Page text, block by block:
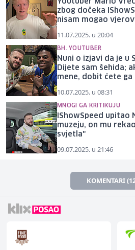
zbog dočeka
nisam mogao
11.07.2025. u 20:04
BH. YOUTUBER
Nuni o izjavi da je u
Dijete sam šehida;
mene, dobit ćete ga
10.07.2025. u 08:31
MNOGI GA KRITIKUJU
IShowSpeed upitao
muzeju, on mu
svjetla"
09.07.2025. u 21:46
KOMENTARI